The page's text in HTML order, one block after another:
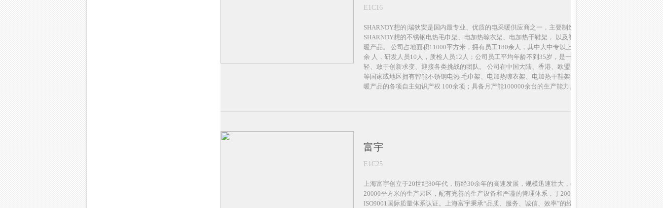
E1C16
SHARNDY想的|瑞狄安是国内最专业、优质的电采暖供应商之一，主要制造 并销售
SHARNDY想的不锈钢电热毛巾架、电加热晾衣架、电加热干鞋架， 以及智能地面电地
暖产品。 公司占地面积11000平方米，拥有员工180余人，其中大中专以上学历员工80
余 人，研发人员10人，质检人员12人；公司员工平均年龄不到35岁，是一支非常 年
轻、敢于创新求变、迎接各类挑战的团队。 公司在中国大陆、香港、欧盟、北美、澳洲
等国家或地区拥有智能不锈钢电热 毛巾架、电加热晾衣架、电加热干鞋架、智能电热地
暖产品的各项自主知识产权 100余项；具备月产能100000余台的生产能力。
富宇
E1C25
上海富宇创立于20世纪80年代，历经30余年的高速发展，规模迅速壮大，公司拥有超过
20000平方米的生产园区，配有完善的生产设备和严谨的管理体系，于2001年通过
ISO9001国际质量体系认证。上海富宇秉承“品质、服务、诚信、效率”的经营方针及理